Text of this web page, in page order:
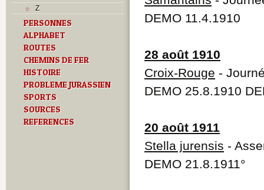
P
Problème jurassien
R
Routes
S
Textes
Z
Z
PERSONNES
ALPHABET
ROUTES
CHEMINS DE FER
HISTOIRE
PROBLEME JURASSIEN
SPORTS
SOURCES
REFERENCES
DEMO 11.4.1910
28 août 1910
Croix-Rouge -
DEMO 25.8.1910
20 août 1911
Stella jurensis -
DEMO 21.8.1911°